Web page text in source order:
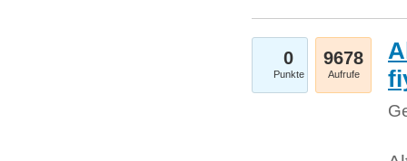
0
Punkte
9678
Aufrufe